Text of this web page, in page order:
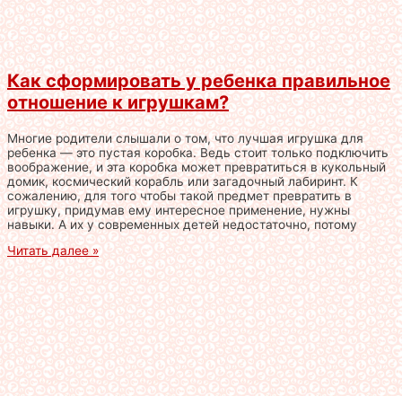
Как сформировать у ребенка правильное
отношение к игрушкам?
Многие родители слышали о том, что лучшая игрушка для
ребенка — это пустая коробка. Ведь стоит только подключить
воображение, и эта коробка может превратиться в кукольный
домик, космический корабль или загадочный лабиринт. К
сожалению, для того чтобы такой предмет превратить в
игрушку, придумав ему интересное применение, нужны
навыки. А их у современных детей недостаточно, потому
Читать далее »